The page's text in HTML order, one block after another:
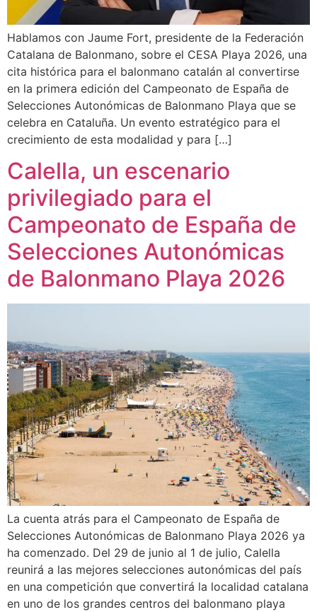
Hablamos con Jaume Fort, presidente de la Federación
Catalana de Balonmano, sobre el CESA Playa 2026, una
cita histórica para el balonmano catalán al convertirse
en la primera edición del Campeonato de España de
Selecciones Autonómicas de Balonmano Playa que se
celebra en Cataluña. Un evento estratégico para el
crecimiento de esta modalidad y para […]
Calella, un escenario
privilegiado para el
Campeonato de España de
Selecciones Autonómicas
de Balonmano Playa 2026
La cuenta atrás para el Campeonato de España de
Selecciones Autonómicas de Balonmano Playa 2026 ya
ha comenzado. Del 29 de junio al 1 de julio, Calella
reunirá a las mejores selecciones autonómicas del país
en una competición que convertirá la localidad catalana
en uno de los grandes centros del balonmano playa